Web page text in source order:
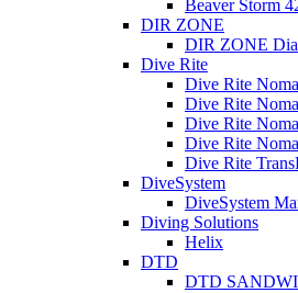
Beaver Storm
DIR ZONE
DIR ZONE
Dive Rite
Dive Rite
Dive Rite
Dive Rite
Dive Rite
Dive Rite
DiveSystem
DiveSystem
Diving Solutions
Helix
DTD
DTD